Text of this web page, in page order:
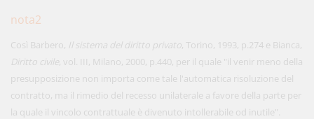
nota2
Così Barbero, Il sistema del diritto privato, Torino, 1993, p.274 e Bianca,
Diritto civile, vol. III, Milano, 2000, p.440, per il quale "il venir meno della
presupposizione non importa come tale l'automatica risoluzione del
contratto, ma il rimedio del recesso unilaterale a favore della parte per
la quale il vincolo contrattuale è divenuto intollerabile od inutile".